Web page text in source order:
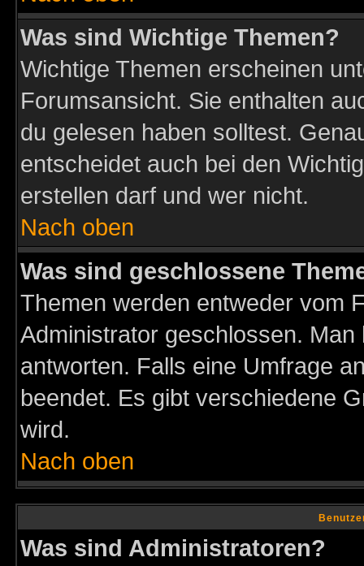
Was sind Wichtige Themen?
Wichtige Themen erscheinen
Forumsansicht. Sie enthalten
du gelesen haben solltest.
entscheidet auch bei den
erstellen darf und wer nicht.
Nach oben
Was sind geschlossene
Themen werden entweder vom
Administrator geschlossen.
antworten. Falls eine Umfrage
beendet. Es gibt verschiedene
wird.
Nach oben
Was sind Administratoren?